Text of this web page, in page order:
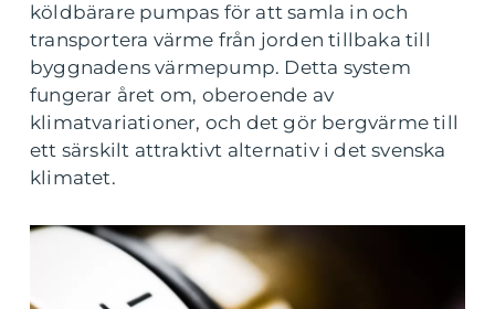
köldbärare pumpas för att samla in och
transportera värme från jorden tillbaka till
byggnadens värmepump. Detta system
fungerar året om, oberoende av
klimatvariationer, och det gör bergvärme till
ett särskilt attraktivt alternativ i det svenska
klimatet.